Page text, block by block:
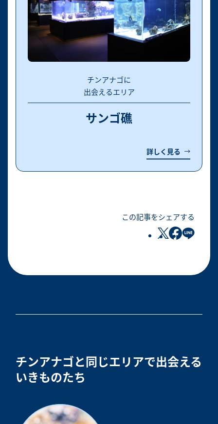
チンアナゴに
出会えるエリア
サンゴ礁
詳しく見る
この記事をシェアする
チンアナゴと同じエリアで出会える
いきものたち